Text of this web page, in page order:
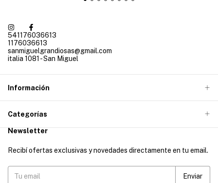
541176036613
1176036613
sanmiguelgrandiosas@gmail.com
italia 1081 - San Miguel
Información
Categorías
Newsletter
Recibí ofertas exclusivas y novedades directamente en tu email.